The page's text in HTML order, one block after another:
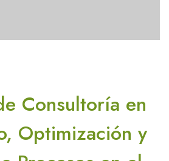
Consultoría en
Optimización y